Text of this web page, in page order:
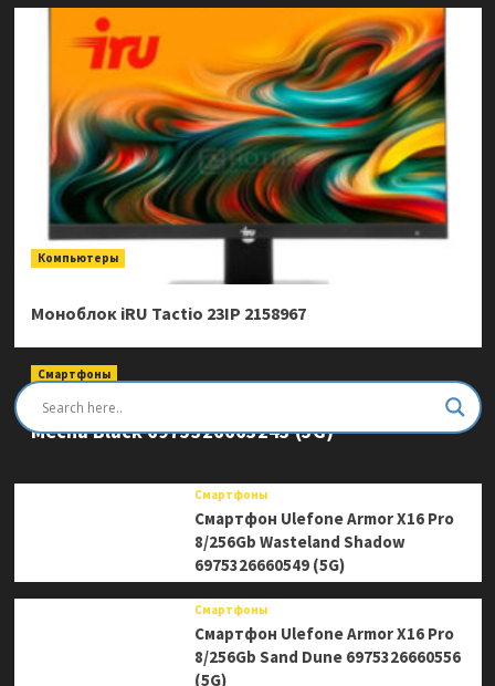
Компьютеры
Моноблок iRU Tactio 23IP 2158967
Смартфоны
Смартфон Ulefone Armor Mini 20 Pro 8/256Gb
Mecha Black 6975326663243 (5G)
Смартфоны
Смартфон Ulefone Armor X16 Pro
8/256Gb Wasteland Shadow
6975326660549 (5G)
Смартфоны
Смартфон Ulefone Armor X16 Pro
8/256Gb Sand Dune 6975326660556
(5G)